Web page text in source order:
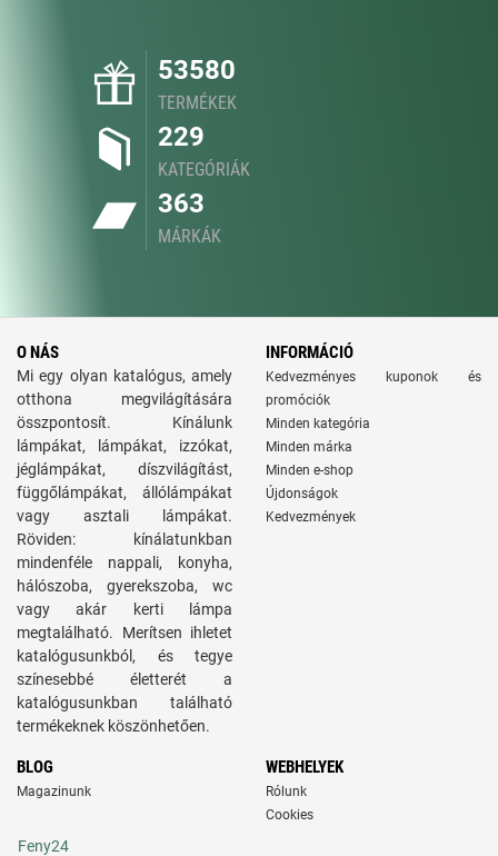
53580
TERMÉKEK
229
KATEGÓRIÁK
363
MÁRKÁK
O NÁS
Mi egy olyan katalógus, amely
otthona megvilágítására
összpontosít. Kínálunk
lámpákat, lámpákat, izzókat,
jéglámpákat, díszvilágítást,
függőlámpákat, állólámpákat
vagy asztali lámpákat.
Röviden: kínálatunkban
mindenféle nappali, konyha,
hálószoba, gyerekszoba, wc
vagy akár kerti lámpa
megtalálható. Merítsen ihletet
katalógusunkból, és tegye
színesebbé életterét a
katalógusunkban található
termékeknek köszönhetően.
INFORMÁCIÓ
Kedvezményes kuponok és
promóciók
Minden kategória
Minden márka
Minden e-shop
Újdonságok
Kedvezmények
BLOG
Magazinunk
WEBHELYEK
Rólunk
Cookies
Feny24